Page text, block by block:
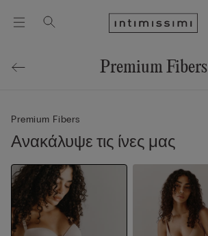
Premium Fibers
Premium Fibers
Ανακάλυψε τις ίνες μας